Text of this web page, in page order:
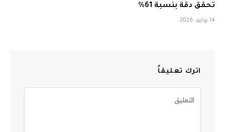
تحقق دقة بنسبة 61%
14 يوليو، 2026
اترك تعليقاً